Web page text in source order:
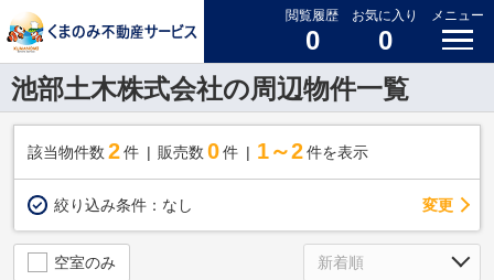
閲覧履歴
0
お気に入り
0
メニュー
池部土木株式会社の周辺物件一覧
該当物件数 2件 販売数 0 件 1～2 件を表示
絞り込み条件： なし 変更
空室のみ